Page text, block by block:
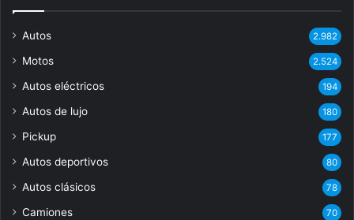
Autos 2.982
Motos 2.524
Autos eléctricos 194
Autos de lujo 180
Pickup 177
Autos deportivos 80
Autos clásicos 78
Camiones 70